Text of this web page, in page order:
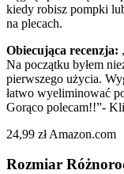
kiedy robisz pompki
na plecach.
Obiecująca recenzja:
Na początku byłem
pierwszego użycia.
łatwo wyeliminować
Gorąco polecam!!”-
24,99 zł Amazon.com
Rozmiar